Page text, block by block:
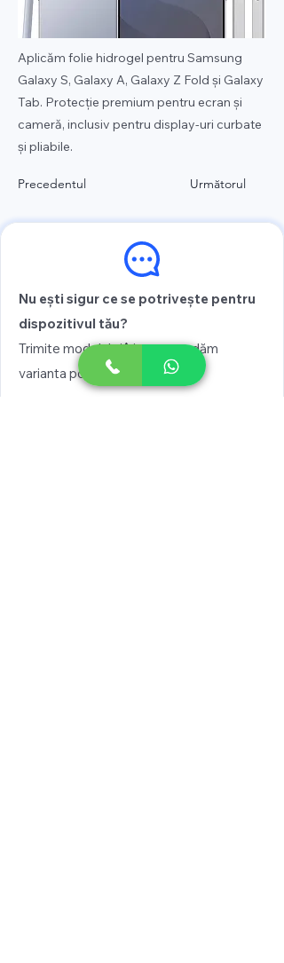
Aplicăm folie hidrogel pentru Samsung
Galaxy S, Galaxy A, Galaxy Z Fold și Galaxy
Tab. Protecție premium pentru ecran și
cameră, inclusiv pentru display-uri curbate
și pliabile.
Precedentul Următorul
Nu ești sigur ce se potrivește pentru
dispozitivul tău?
Trimite modelul și îți recomandăm
varianta potrivită